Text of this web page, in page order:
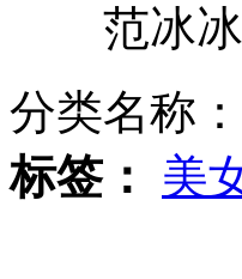
琼女学生被福州警方
范冰冰
分类名称：
标签：
美